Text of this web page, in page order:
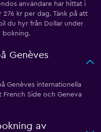
användare har hittat i
kr per dag. Tänk på att
du hyr från Dollar under
bokning.
Genèves
Genèves internationella
French Side och Geneva
av